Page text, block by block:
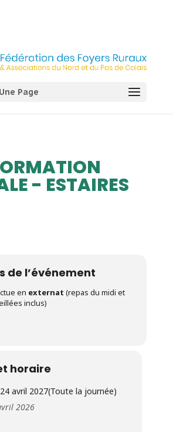
Page
- ESTAIRES
de l’événement
en externat (repas du midi et
inclus)
horaire
24 avril 2027(Toute la journée)
2026